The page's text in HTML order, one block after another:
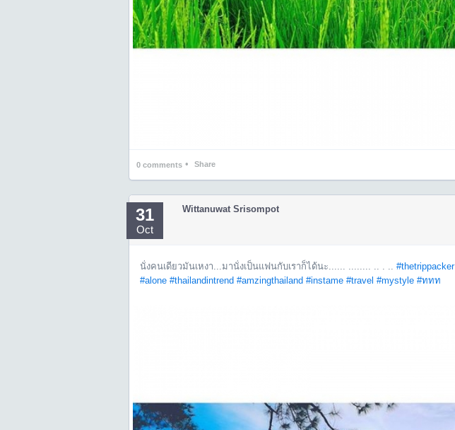
0comments• Share
31
Oct
Wittanuwat Srisompot
นั่งคนเดียวมันเหงา...มานั่งเป็นแฟนกับเราก็ได้นะ...... ........ .. . .. #thetrippacker
#alone #thailandintrend #amzingthailand #instame #travel #mystyle #ททท